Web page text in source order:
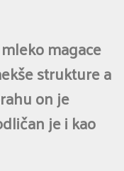
magace
strukture a
on je
je i kao